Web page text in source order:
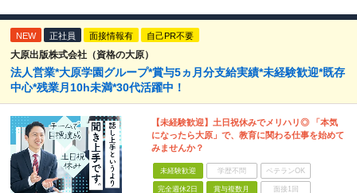
NEW 正社員 面接情報有 自己PR不要
大原出版株式会社（資格の大原）
法人営業*大原学園グループ*賞与5ヵ月分支給実績*未経験歓迎*既存
中心*残業月10h未満*30代活躍中！
【未経験歓迎】土日祝休みでメリハリ◎ 「本気
になったら大原」で、教育に関わる仕事を始めて
みませんか？
未経験歓迎 学歴不問 ベテランOK
完全週休2日 賞与複数月 面接1回